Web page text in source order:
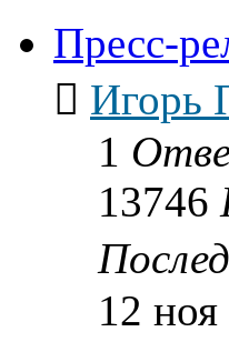
Пресс-
Игорь
1
13746
12